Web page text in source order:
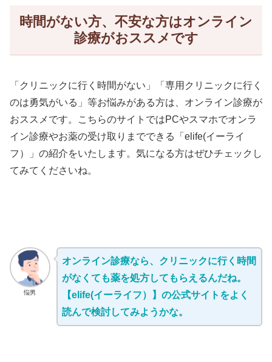
時間がない方、不安な方はオンライン
診療がおススメです
「クリニックに行く時間がない」「専用クリニックに行く
のは勇気がいる」等お悩みがある方は、オンライン診療が
おススメです。こちらのサイトではPCやスマホでオンラ
イン診療やお薬の受け取りまでできる「elife(イーライ
フ）」の紹介をいたします。気になる方はぜひチェックし
てみてくださいね。
悩男
オンライン診療なら、クリニックに行く時間
がなくても薬を処方してもらえるんだね。
【elife(イーライフ）】の公式サイトをよく
読んで検討してみようかな。